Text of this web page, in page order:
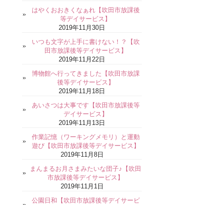
はやくおおきくなぁれ【吹田市放課後
等デイサービス】
2019年11月30日
いつも文字が上手に書けない！？【吹
田市放課後等デイサービス】
2019年11月22日
博物館へ行ってきました【吹田市放課
後等デイサービス】
2019年11月18日
あいさつは大事です【吹田市放課後等
デイサービス】
2019年11月13日
作業記憶（ワーキングメモリ）と運動
遊び【吹田市放課後等デイサービス】
2019年11月8日
まんまるお月さまみたいな団子♪【吹田
市放課後等デイサービス】
2019年11月1日
公園日和【吹田市放課後等デイサービ